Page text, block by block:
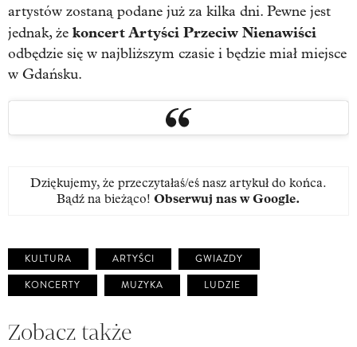
artystów zostaną podane już za kilka dni. Pewne jest
jednak, że koncert Artyści Przeciw Nienawiści
odbędzie się w najbliższym czasie i będzie miał miejsce
w Gdańsku.
Dziękujemy, że przeczytałaś/eś nasz artykuł do końca.
Bądź na bieżąco! Obserwuj nas w Google.
KULTURA ARTYŚCI
GWIAZDY
KONCERTY
MUZYKA LUDZIE
Zobacz także